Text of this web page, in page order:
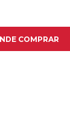
COMPRAR